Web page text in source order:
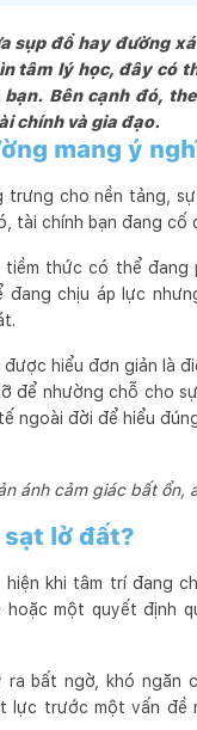
sụp đổ hay đường
tâm lý học, đây có
Bên cạnh đó,
chính và gia đạo.
mang ý
cho nền tảng,
tài chính bạn đang
tiềm thức có thể
chịu áp lực
được hiểu đơn giản là
để nhường chỗ cho
ngoài đời để hiểu
ánh cảm giác bất
sạt lở đất?
khi tâm trí đang
một quyết định
bất ngờ, khó ngăn
lực trước một vấn